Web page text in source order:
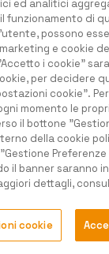
ed analitici
funzionamento di
possono
e cookie
i cookie"
per decidere
cookie".
momento le
il bottone
della cookie
il banner saranno
dettagli,
cookie